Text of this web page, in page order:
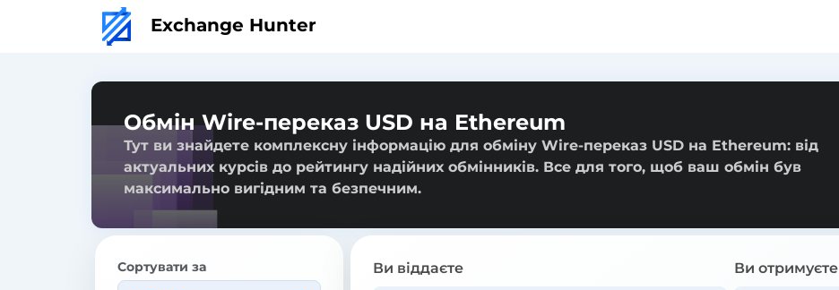
Exchange Hunter
Обмін Wire-переказ USD на Ethereum
Тут ви знайдете комплексну інформацію для обміну Wire-переказ USD на Ethereum: від
актуальних курсів до рейтингу надійних обмінників. Все для того, щоб ваш обмін був
максимально вигідним та безпечним.
Сортувати за Ви віддаєте Ви отримуєте